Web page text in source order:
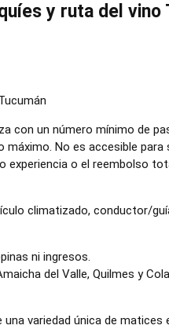
y ruta del vino
con un número mínimo de
No es accesible para
o el reembolso
climatizado, conductor/
ni ingresos.
del Valle, Quilmes y
variedad única de